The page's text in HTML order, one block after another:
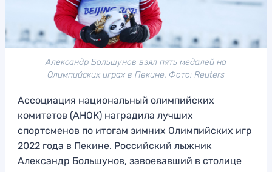
Александр Большунов взял пять медалей на
Олимпийских играх в Пекине. Фото: Reuters
Ассоциация национальный олимпийских
комитетов (АНОК) наградила лучших
спортсменов по итогам зимних Олимпийских игр
2022 года в Пекине. Российский лыжник
Александр Большунов, завоевавший в столице